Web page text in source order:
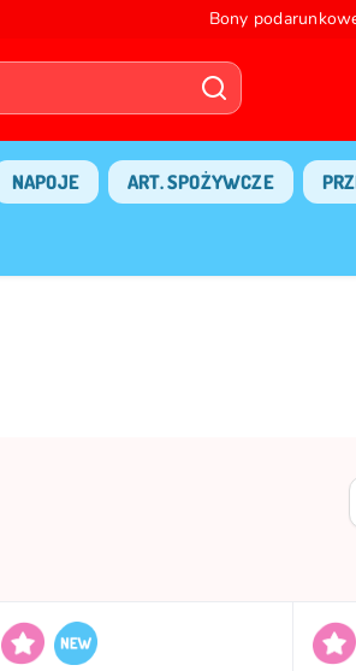
Bony
NAPOJE ART. SPOŻYWCZE